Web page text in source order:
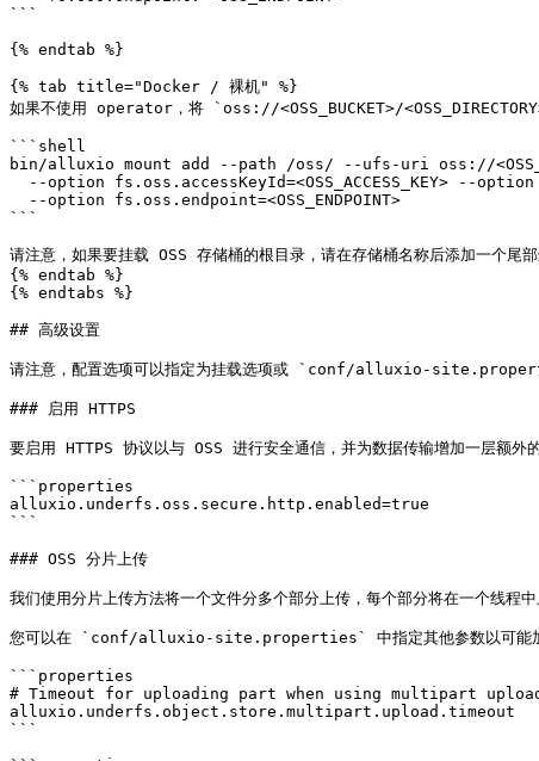
```
{% endtab %}
{% tab title="Docker / 裸机" %}
如果不使用 operator，将 `oss://<OSS_BUCKET>/
```shell
bin/alluxio mount add --path /oss/ --ufs-uri oss://
```
请注意，如果要挂载 OSS 存储桶的根目录，请在存储桶名称后添加一个
{% endtab %}
{% endtabs %}
## 高级设置
请注意，配置选项可以指定为挂载选项或 `conf/alluxio-
### 启用 HTTPS
要启用 HTTPS 协议以与 OSS 进行安全通信，并为数据传输增加一
```properties
alluxio.underfs.oss.secure.http.enabled=true
```
### OSS 分片上传
我们使用分片上传方法将一个文件分多个部分上传，每个部分将在一个线程
您可以在 `conf/alluxio-site.properties` 中指定其他参数以可能加
```properties
# Timeout for uploading part when using multipart
alluxio.underfs.object.store.multipart.upload.timeout
```